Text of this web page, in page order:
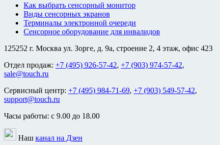
Как выбрать сенсорный монитор
Виды сенсорных экранов
Терминалы электронной очереди
Сенсорное оборудование для инвалидов
125252 г. Москва ул. Зорге, д. 9а, строение 2, 4 этаж, офис 423
Отдел продаж: +7 (495) 926-57-42, +7 (903) 974-57-42,
sale@touch.ru
Сервисный центр: +7 (495) 984-71-69, +7 (903) 549-57-42,
support@touch.ru
Часы работы: c 9.00 до 18.00
Наш канал на Дзен